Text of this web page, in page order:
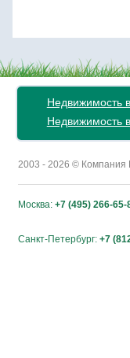
Недвижимость
Недвижимость
2003 - 2026 © Компания
Москва: +7 (495) 266-65-
Санкт-Петербург: +7